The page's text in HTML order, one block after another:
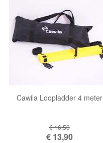
Cawila Loopladder 4 meter
€ 16,50
€ 13,90